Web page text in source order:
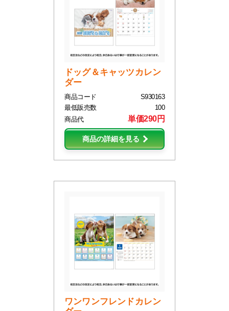
ドッグ＆キャッツカレン
ダー
商品コード
S930163
最低販売数
100
商品代
単価290円
商品の詳細を見る
ワンワンフレンドカレン